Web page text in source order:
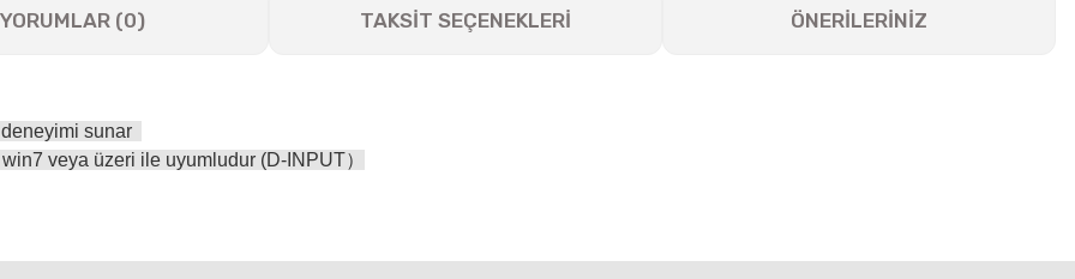
YORUMLAR (0) TAKSİT SEÇENEKLERİ ÖNERİLERİNİZ
deneyimi sunar
veya üzeri ile uyumludur (D-INPUT）